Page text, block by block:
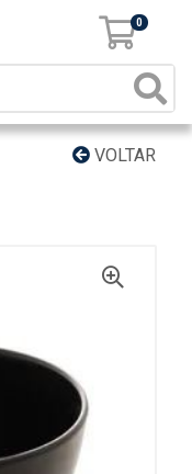
0
VOLTAR